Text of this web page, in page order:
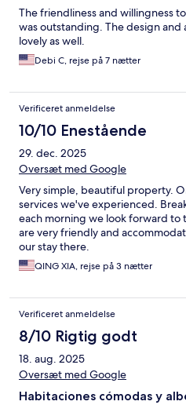
The friendliness and willingness
was outstanding. The design and
lovely as well.
Debi C, rejse på 7 nætter
Verificeret anmeldelse
10/10 Enestående
29. dec. 2025
Oversæt med Google
Very simple, beautiful property.
services we've experienced.
each morning we look forward to
are very friendly and
our stay there.
QING XIA, rejse på 3 nætter
Verificeret anmeldelse
8/10 Rigtig godt
18. aug. 2025
Oversæt med Google
Habitaciones cómodas y